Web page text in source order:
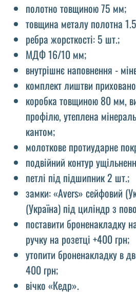
полотно товщиною 75 мм;
товщина металу полотна
ребра жорсткості: 5 шт.;
МДФ 16/10 мм;
внутрішнє наповнення -
комплект лиштви
коробка товщиною 80 мм,
профілю, утеплена
кантом;
молоткове протиударне
подвійний контур
петлі під підшипник 2 шт.;
замки: «Avers» сейфовий
(Україна) під циліндр з
поставити броненакладку
ручку на розетці +400 грн;
утопити броненакладку в
400 грн;
вічко «Кедр».